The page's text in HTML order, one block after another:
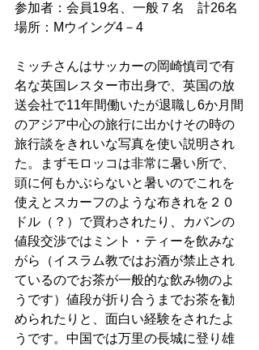
参加者：会員19名、一般７名　計26名
場所：Mウイング4－4
ミッチさんはサッカーの岡崎慎司で有
名な英国レスター市出身で、英国の放
送会社で11年間働いたが退職し6か月間
のアジア中心の旅行に出かけその時の
旅行談をきれいな写真を使い説明され
た。まずモロッコは非常に暑い所で、
頭に何もかぶらないと暑いのでこれを
使えとスカーフのような布きれを２０
ドル（？）で買わされたり、カバンの
値段交渉ではミント・ティーを飲みな
がら（イスラム教ではお酒が禁止され
ているのでお茶が一般的な飲み物のよ
うです）値段が折り合うまでお茶を勧
められたりと、面白い経験をされたよ
うです。中国では万里の長城に登り雄